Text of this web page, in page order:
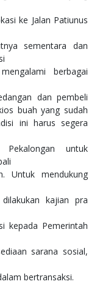
ke Jalan Patiunus
sementara dan
berbagai
dan pembeli
buah yang sudah
ini harus segera
untuk
Untuk mendukung
kajian pra
kepada Pemerintah
sarana sosial,
bertransaksi.